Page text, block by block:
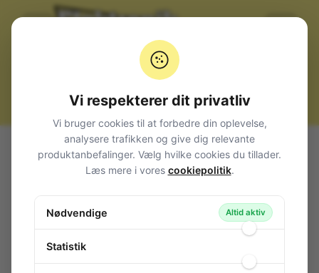
Alle produkter Komponenter
Potentiometer
Trimmere
Kulbane
PT6
Trimmer Top Adjust P5/5 25K
Trimmer Top Adjust P5/5 25K
Vi respekterer dit privatliv
Vi bruger cookies til at forbedre din oplevelse,
analysere trafikken og give dig relevante
produktanbefalinger. Vælg hvilke cookies du tillader.
Læs mere i vores cookiepolitik.
Nødvendige Altid aktiv
Statistik